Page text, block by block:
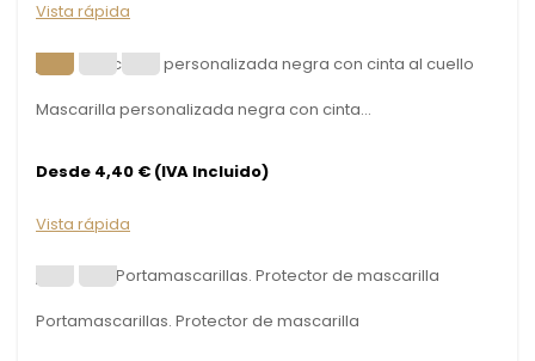
Vista rápida
Mascarilla personalizada negra con cinta...
Desde 4,40 € (IVA Incluido)
Vista rápida
Portamascarillas. Protector de mascarilla